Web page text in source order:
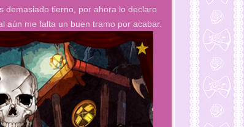
tierno, por ahora lo declaro
aún me falta un buen tramo por acabar.